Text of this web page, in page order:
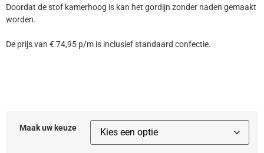
Doordat de stof kamerhoog is kan het gordijn zonder naden gemaakt
worden.
De prijs van € 74,95 p/m is inclusief standaard confectie.
Maak uw keuze